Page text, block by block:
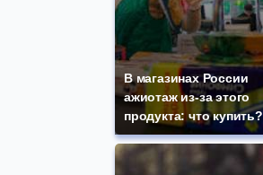
В магазинах России
ажиотаж из-за этого
продукта: что купить?